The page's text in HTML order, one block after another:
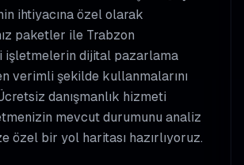
ihtiyacına özel olarak
paketler ile Trabzon
işletmelerin dijital pazarlama
verimli şekilde kullanmalarını
danışmanlık hizmeti
mevcut durumunu analiz
özel bir yol haritası hazırlıyoruz.